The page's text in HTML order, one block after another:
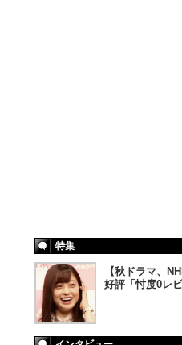
特集
【秋ドラマ、
好評「忖度0レ